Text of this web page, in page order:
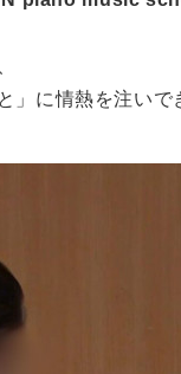
」に情熱を注いで